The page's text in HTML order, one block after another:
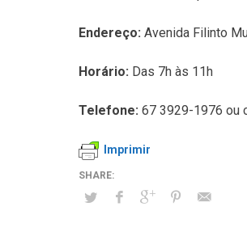
Endereço: Avenida Filinto
Horário: Das 7h às 11h
Telefone: 67 3929-1976 ou
Imprimir